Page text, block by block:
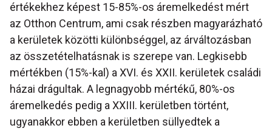
értékekhez képest 15-85%-os áremelkedést mért
az Otthon Centrum, ami csak részben magyarázható
a kerületek közötti különbséggel, az árváltozásban
az összetételhatásnak is szerepe van. Legkisebb
mértékben (15%-kal) a XVI. és XXII. kerületek családi
házai drágultak. A legnagyobb mértékű, 80%-os
áremelkedés pedig a XXIII. kerületben történt,
ugyanakkor ebben a kerületben süllyedtek a